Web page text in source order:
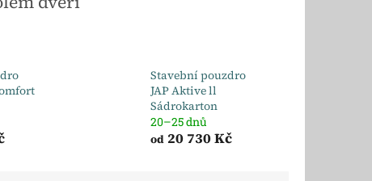
Stavební pouzdro
JAP Aktive ll
Sádrokarton
20–25 dnů
od20 730 Kč